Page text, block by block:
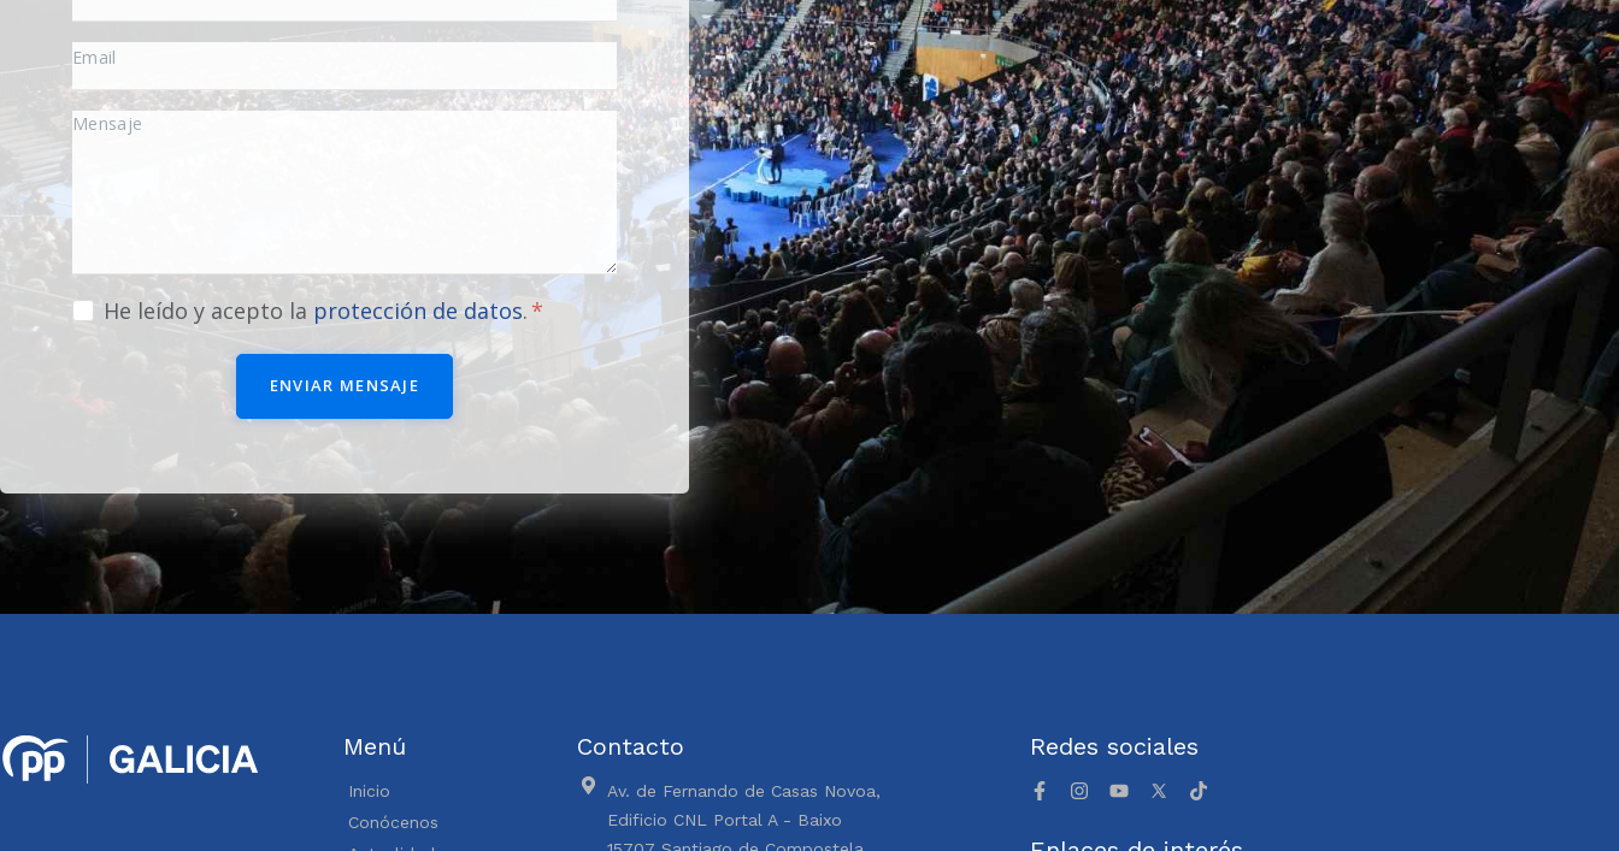
He leído y acepto la protección de datos.
ENVIAR MENSAJE
Menú
Inicio
Conócenos
Contacto
Av. de Fernando de Casas Novoa,
Edificio CNL Portal A - Baixo
Redes sociales